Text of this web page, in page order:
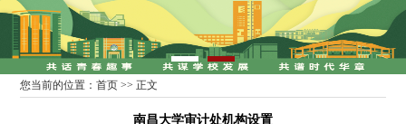
您当前的位置：首页 >> 正文
南昌大学审计处机构设置